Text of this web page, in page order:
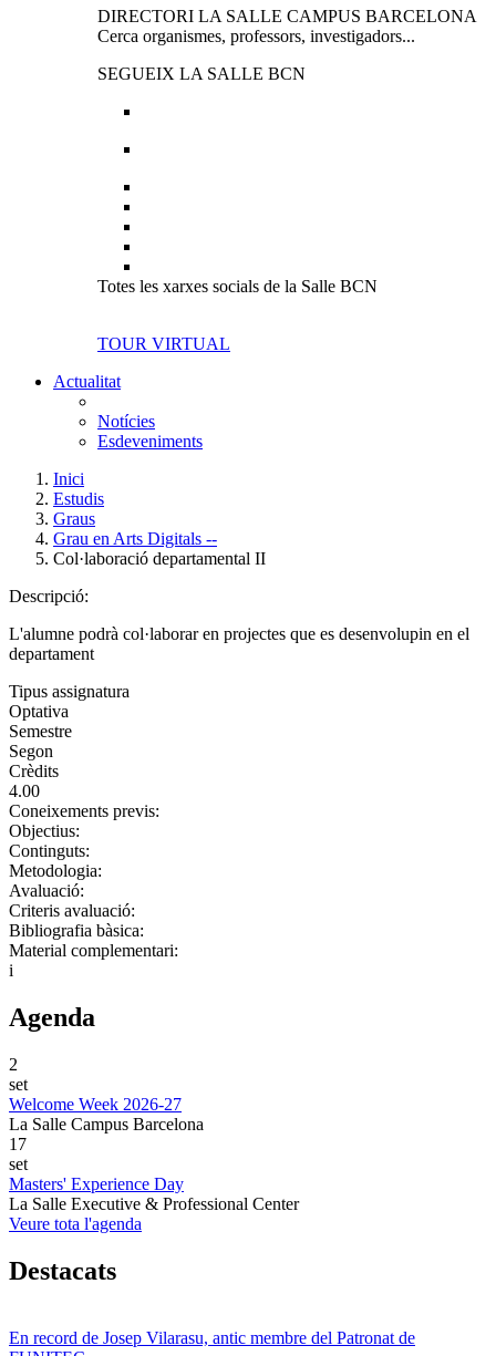
DIRECTORI LA SALLE CAMPUS BARCELONA
Cerca organismes, professors, investigadors...
SEGUEIX LA SALLE BCN
Totes les xarxes socials de la Salle BCN
TOUR VIRTUAL
Actualitat
Notícies
Esdeveniments
Inici
Estudis
Graus
Grau en Arts Digitals --
Col·laboració departamental II
Descripció:
L'alumne podrà col·laborar en projectes que es desenvolupin en el
departament
Tipus assignatura
Optativa
Semestre
Segon
Crèdits
4.00
Coneixements previs:
Objectius:
Continguts:
Metodologia:
Avaluació:
Criteris avaluació:
Bibliografia bàsica:
Material complementari:
i
Agenda
2
set
Welcome Week 2026-27
La Salle Campus Barcelona
17
set
Masters' Experience Day
La Salle Executive & Professional Center
Veure tota l'agenda
Destacats
En record de Josep Vilarasu, antic membre del Patronat de